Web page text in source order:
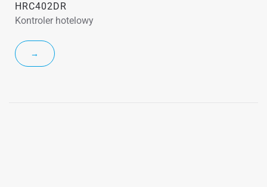
HRC402DR
Kontroler hotelowy
→